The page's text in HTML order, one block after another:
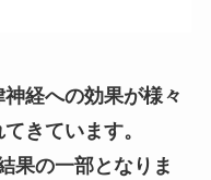
経への効果が様々
きています。
果の一部となりま